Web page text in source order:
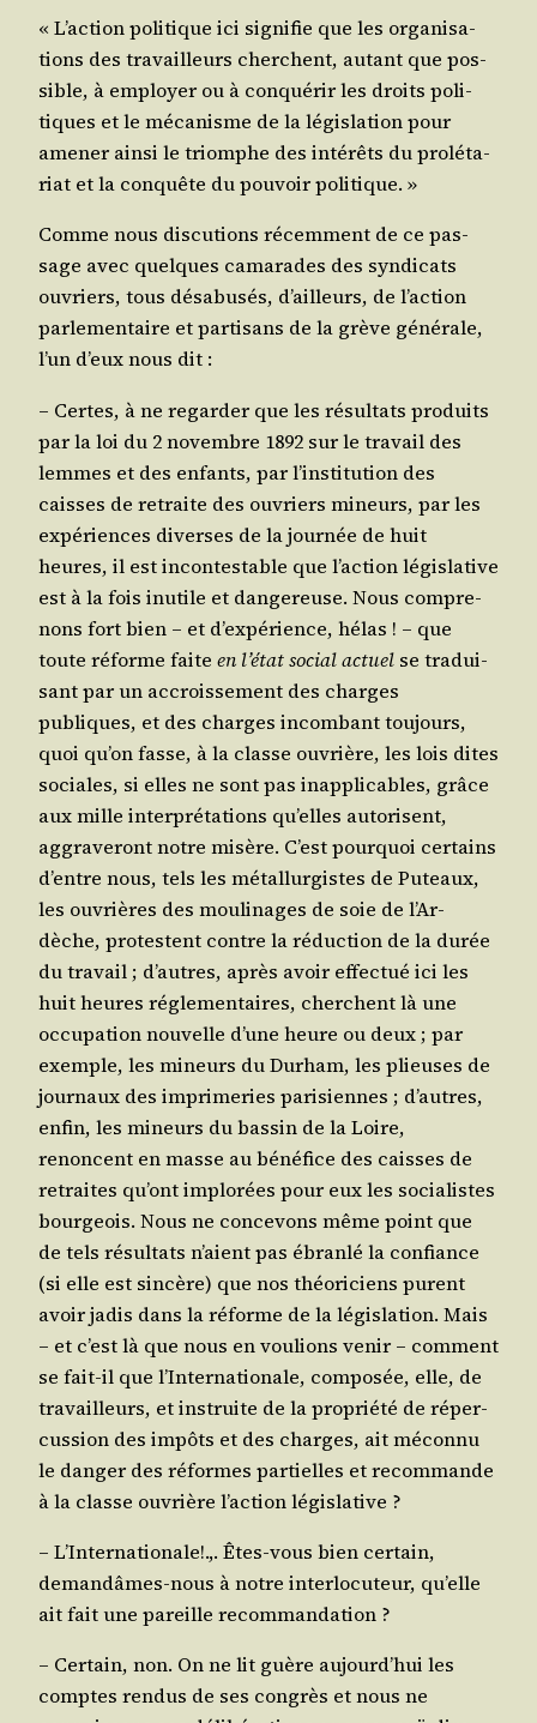
« L’ac­tion poli­tique ici signi­fie que les orga­ni­sa­
tions des tra­vailleurs cherchent, autant que pos­
sible, à employer ou à conqué­rir les droits poli­
tiques et le méca­nisme de la légis­la­tion pour
ame­ner ain­si le triomphe des inté­rêts du pro­lé­ta­
riat et la conquête du pou­voir politique. »
Comme nous dis­cu­tions récem­ment de ce pas­
sage avec quelques cama­rades des syn­di­cats
ouvriers, tous désa­bu­sés, d’ailleurs, de l’ac­tion
par­le­men­taire et par­ti­sans de la grève géné­rale,
l’un d’eux nous dit :
– Certes, à ne regar­der que les résul­tats pro­duits
par la loi du 2 novembre 1892 sur le tra­vail des
lemmes et des enfants, par l’ins­ti­tu­tion des
caisses de retraite des ouvriers mineurs, par les
expé­riences diverses de la jour­née de huit
heures, il est incon­tes­table que l’ac­tion légis­la­tive
est à la fois inutile et dan­ge­reuse. Nous com­pre­
nons fort bien – et d’ex­pé­rience, hélas ! – que
toute réforme faite en l’état social actuel se tra­dui­
sant par un accrois­se­ment des charges
publiques, et des charges incom­bant tou­jours,
quoi qu’on fasse, à la classe ouvrière, les lois dites
sociales, si elles ne sont pas inap­pli­cables, grâce
aux mille inter­pré­ta­tions qu’elles auto­risent,
aggra­ve­ront notre misère. C’est pour­quoi cer­tains
d’entre nous, tels les métal­lur­gistes de Puteaux,
les ouvrières des mou­li­nages de soie de l’Ar­
dèche, pro­testent contre la réduc­tion de la durée
du tra­vail ; d’autres, après avoir effec­tué ici les
huit heures régle­men­taires, cherchent là une
occu­pa­tion nou­velle d’une heure ou deux ; par
exemple, les mineurs du Durham, les plieuses de
jour­naux des impri­me­ries pari­siennes ; d’autres,
enfin, les mineurs du bas­sin de la Loire,
renoncent en masse au béné­fice des caisses de
retraites qu’ont implo­rées pour eux les socia­listes
bour­geois. Nous ne conce­vons même point que
de tels résul­tats n’aient pas ébran­lé la confiance
(si elle est sin­cère) que nos théo­ri­ciens purent
avoir jadis dans la réforme de la légis­la­tion. Mais
– et c’est là que nous en vou­lions venir – com­ment
se fait-il que l’In­ter­na­tio­nale, com­po­sée, elle, de
tra­vailleurs, et ins­truite de la pro­prié­té de réper­
cus­sion des impôts et des charges, ait mécon­nu
le dan­ger des réformes par­tielles et recom­mande
à la classe ouvrière l’ac­tion législative ?
– L’In­ter­na­tio­nale!.,. Êtes-vous bien cer­tain,
deman­dâmes-nous à notre inter­lo­cu­teur, qu’elle
ait fait une pareille recommandation ?
– Cer­tain, non. On ne lit guère aujourd’­hui les
comptes ren­dus de ses congrès et nous ne